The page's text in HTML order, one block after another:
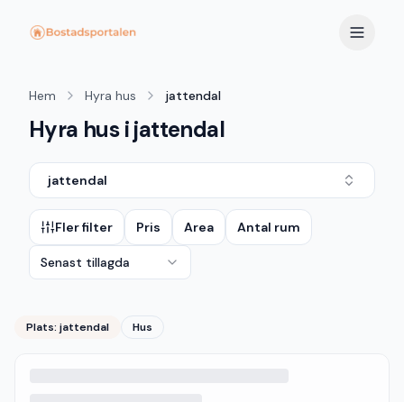
Hem Hyra hus jattendal
Hyra hus i jattendal
jattendal
Fler filter Pris Area Antal rum
Senast tillagda
Plats: jattendal Hus